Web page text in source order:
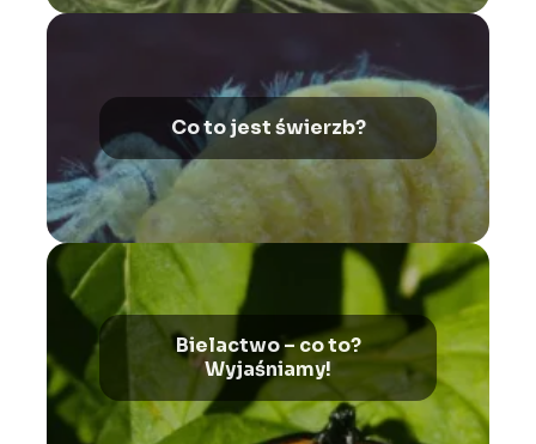
Co to jest świerzb?
Bielactwo – co to?
Wyjaśniamy!